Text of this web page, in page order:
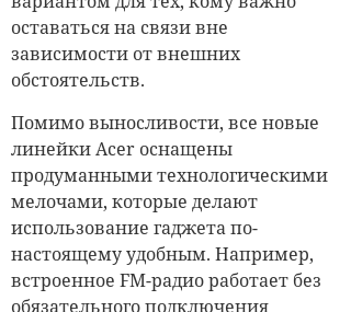
оставаться на связи вне
зависимости от внешних
обстоятельств.
Помимо выносливости, все новые
линейки Acer оснащены
продуманными технологическими
мелочами, которые делают
использование гаджета по-
настоящему удобным. Например,
встроенное FM-радио работает без
обязательного подключения